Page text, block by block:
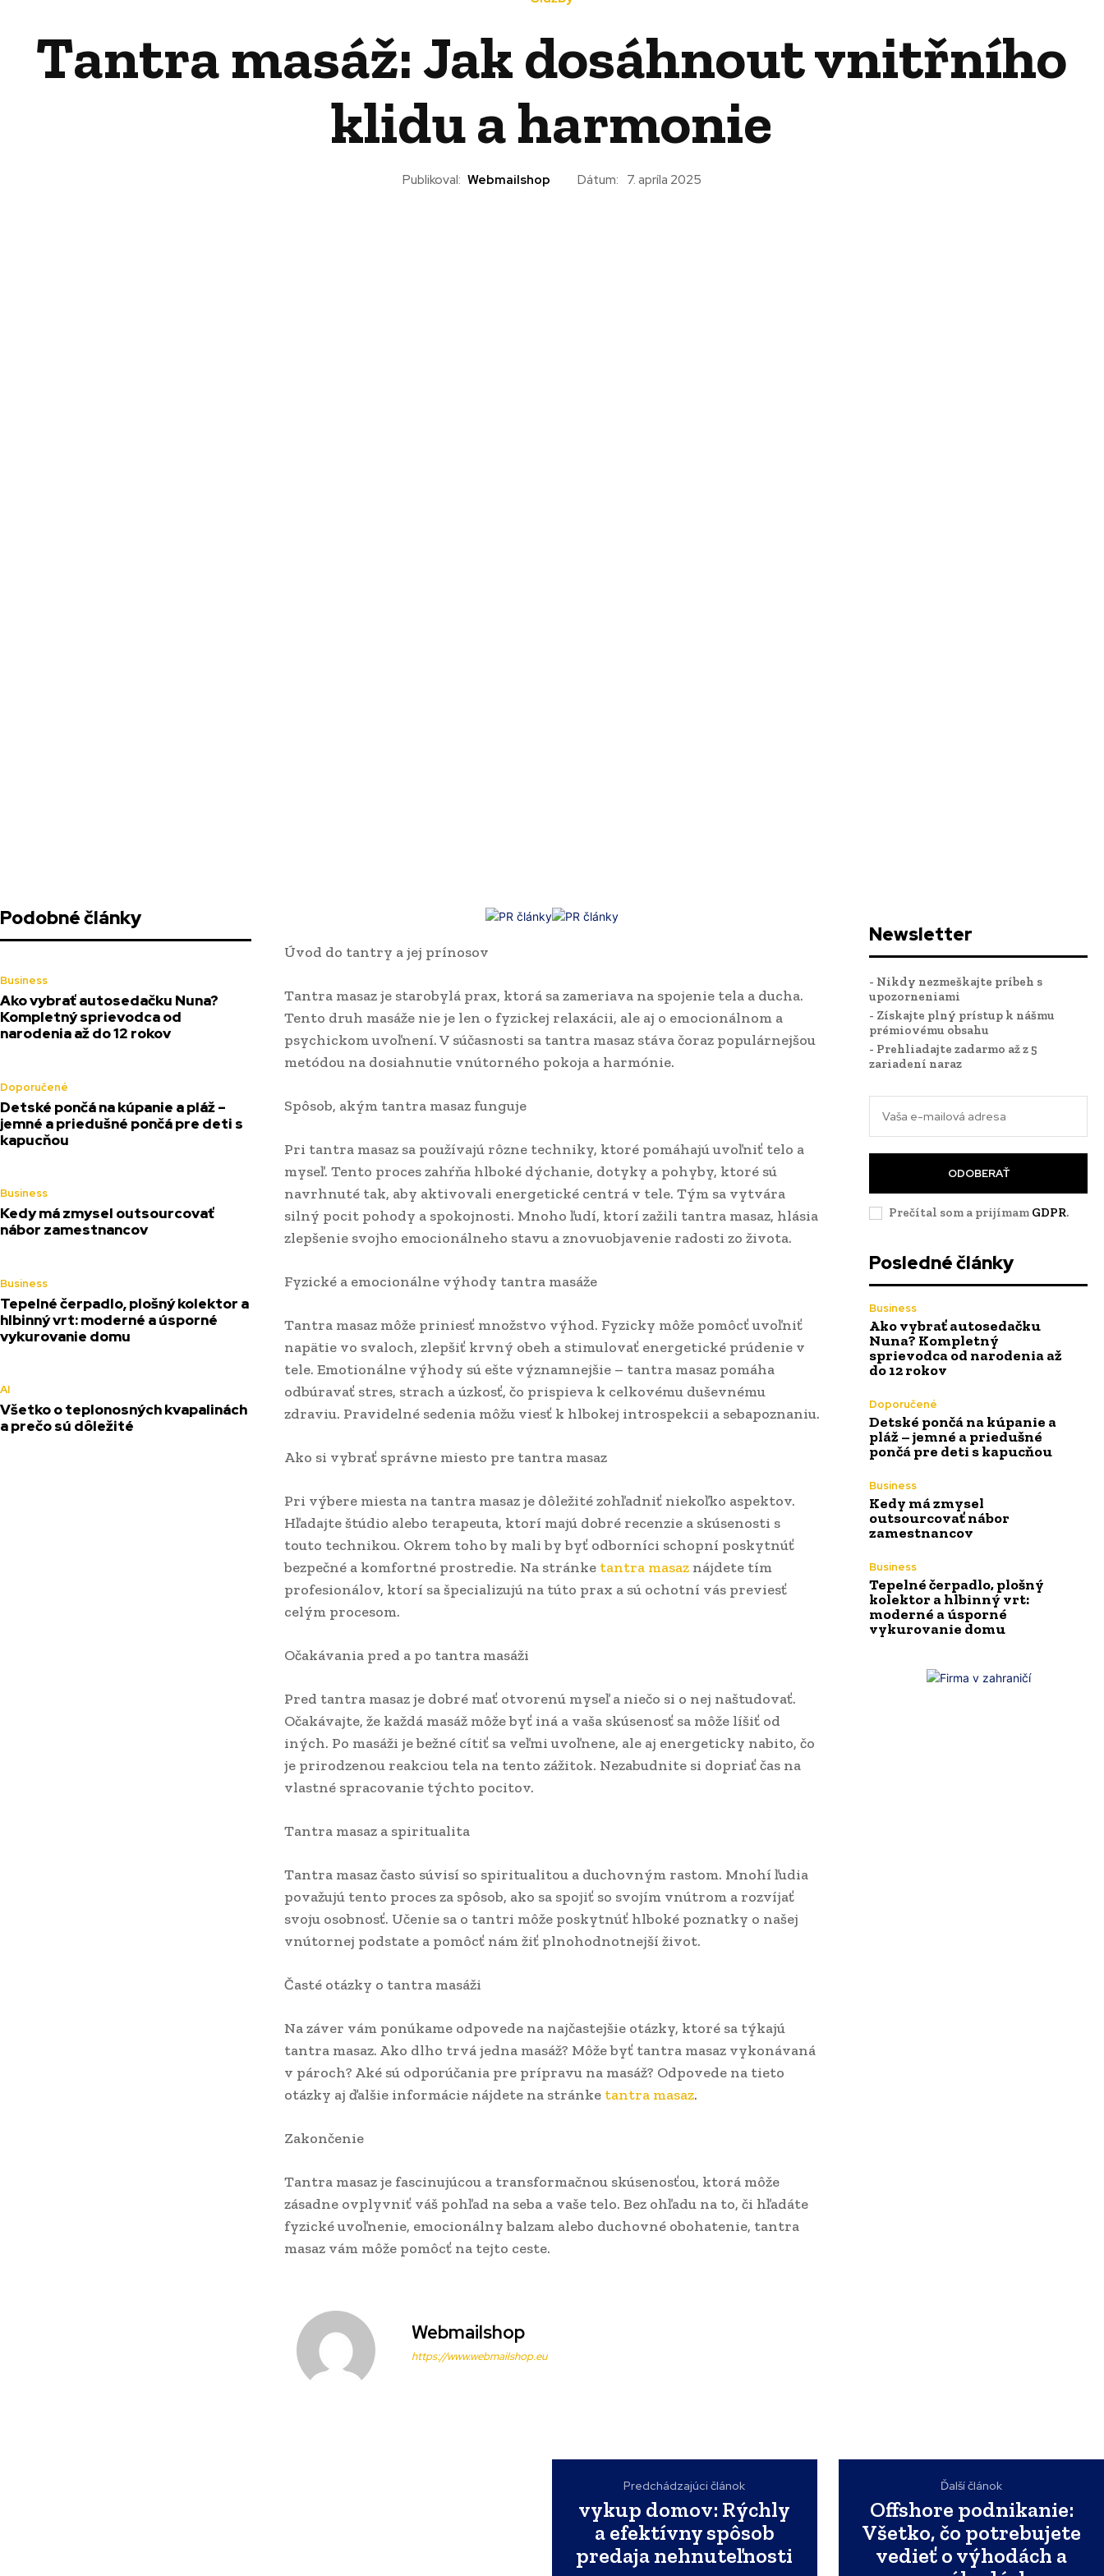
Tantra masáž: Jak dosáhnout vnitřního
klidu a harmonie
Publikoval: Webmailshop Dátum: 7. apríla 2025
Podobné články
Business
Ako vybrať autosedačku Nuna?
Kompletný sprievodca od
narodenia až do 12 rokov
Doporučené
Detské pončá na kúpanie a pláž –
jemné a priedušné pončá pre deti s
kapucňou
Business
Kedy má zmysel outsourcovať
nábor zamestnancov
Business
Tepelné čerpadlo, plošný kolektor a
hlbinný vrt: moderné a úsporné
vykurovanie domu
AI
Všetko o teplonosných kvapalinách
a prečo sú dôležité
Úvod do tantry a jej prínosov
Tantra masaz je starobylá prax, ktorá sa zameriava na spojenie tela a ducha.
Tento druh masáže nie je len o fyzickej relaxácii, ale aj o emocionálnom a
psychickom uvoľnení. V súčasnosti sa tantra masaz stáva čoraz populárnejšou
metódou na dosiahnutie vnútorného pokoja a harmónie.
Spôsob, akým tantra masaz funguje
Pri tantra masaz sa používajú rôzne techniky, ktoré pomáhajú uvoľniť telo a
myseľ. Tento proces zahŕňa hlboké dýchanie, dotyky a pohyby, ktoré sú
navrhnuté tak, aby aktivovali energetické centrá v tele. Tým sa vytvára
silný pocit pohody a spokojnosti. Mnoho ľudí, ktorí zažili tantra masaz, hlásia
zlepšenie svojho emocionálneho stavu a znovuobjavenie radosti zo života.
Fyzické a emocionálne výhody tantra masáže
Tantra masaz môže priniesť množstvo výhod. Fyzicky môže pomôcť uvoľniť
napätie vo svaloch, zlepšiť krvný obeh a stimulovať energetické prúdenie v
tele. Emotionálne výhody sú ešte významnejšie – tantra masaz pomáha
odbúravať stres, strach a úzkosť, čo prispieva k celkovému duševnému
zdraviu. Pravidelné sedenia môžu viesť k hlbokej introspekcii a sebapoznaniu.
Ako si vybrať správne miesto pre tantra masaz
Pri výbere miesta na tantra masaz je dôležité zohľadniť niekoľko aspektov.
Hľadajte štúdio alebo terapeuta, ktorí majú dobré recenzie a skúsenosti s
touto technikou. Okrem toho by mali by byť odborníci schopní poskytnúť
bezpečné a komfortné prostredie. Na stránke tantra masaz nájdete tím
profesionálov, ktorí sa špecializujú na túto prax a sú ochotní vás previesť
celým procesom.
Očakávania pred a po tantra masáži
Pred tantra masaz je dobré mať otvorenú myseľ a niečo si o nej naštudovať.
Očakávajte, že každá masáž môže byť iná a vaša skúsenosť sa môže líšiť od
iných. Po masáži je bežné cítiť sa veľmi uvoľnene, ale aj energeticky nabito, čo
je prirodzenou reakciou tela na tento zážitok. Nezabudnite si dopriať čas na
vlastné spracovanie týchto pocitov.
Tantra masaz a spiritualita
Tantra masaz často súvisí so spiritualitou a duchovným rastom. Mnohí ľudia
považujú tento proces za spôsob, ako sa spojiť so svojím vnútrom a rozvíjať
svoju osobnosť. Učenie sa o tantri môže poskytnúť hlboké poznatky o našej
vnútornej podstate a pomôcť nám žiť plnohodnotnejší život.
Časté otázky o tantra masáži
Na záver vám ponúkame odpovede na najčastejšie otázky, ktoré sa týkajú
tantra masaz. Ako dlho trvá jedna masáž? Môže byť tantra masaz vykonávaná
v pároch? Aké sú odporúčania pre prípravu na masáž? Odpovede na tieto
otázky aj ďalšie informácie nájdete na stránke tantra masaz.
Zakončenie
Tantra masaz je fascinujúcou a transformačnou skúsenosťou, ktorá môže
zásadne ovplyvniť váš pohľad na seba a vaše telo. Bez ohľadu na to, či hľadáte
fyzické uvoľnenie, emocionálny balzam alebo duchovné obohatenie, tantra
masaz vám môže pomôcť na tejto ceste.
Webmailshop
https://www.webmailshop.eu
Newsletter
- Nikdy nezmeškajte príbeh s
upozorneniami
- Získajte plný prístup k nášmu
prémiovému obsahu
- Prehliadajte zadarmo až z 5
zariadení naraz
ODOBERAŤ
Prečítal som a prijímam GDPR.
Posledné články
Business
Ako vybrať autosedačku
Nuna? Kompletný
sprievodca od narodenia až
do 12 rokov
Doporučené
Detské pončá na kúpanie a
pláž – jemné a priedušné
pončá pre deti s kapucňou
Business
Kedy má zmysel
outsourcovať nábor
zamestnancov
Business
Tepelné čerpadlo, plošný
kolektor a hlbinný vrt:
moderné a úsporné
vykurovanie domu
Predchádzajúci článok
vykup domov: Rýchly
a efektívny spôsob
predaja nehnuteľnosti
Ďalší článok
Offshore podnikanie:
Všetko, čo potrebujete
vedieť o výhodách a